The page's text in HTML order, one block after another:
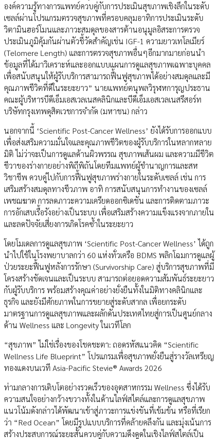
องค์ความรู้ทางการแพทย์ควบคู่กับการประเมินสุขภาพเชิงลึกในระดับ
เซลล์ผ่านโปรแกรมตรวจสุขภาพที่ครอบคลุมอาทิการประเมินระดับ
วิตามินฮอร์โมนและภาวะสมดุลของสารต้านอนุมูลอิสระการตรวจ
ประเมินภูมิคุ้มกันผ่านตัวชี้วัดสำคัญเช่น IGF-1 ความยาวเทโลเมียร์
(Telomere Length) และการตรวจสุขภาพอื่นๆอีกมากมายก่อนนำ
ข้อมูลที่ได้มาวิเคราะห์และออกแบบแผนการดูแลสุขภาพเฉพาะบุคคล
เพื่อสนับสนุนให้ผู้รับบริการสามารถฟื้นฟูสุขภาพได้อย่างสมดุลและมี
คุณภาพชีวิตที่ดีในระยะยาว” นายแพทย์ตนุพลวิรุฬหการุญประธาน
คณะผู้บริหารบีดีเอ็มเอสเวลเนสคลินิกและบีดีเอ็มเอสเวลเนสรีสอร์ท
บริษัทกรุงเทพดุสิตเวชการจำกัด (มหาชน) กล่าว
นอกจากนี้ ‘Scientific Post-Cancer Wellness’ ยังได้รับการออกแบบ
เพื่อส่งเสริมความมั่นใจและคุณภาพชีวิตของผู้รับบริการในหลากหลาย
มิติ ไม่ว่าจะเป็นการดูแลด้านผิวพรรณ สุขภาพเส้นผม และความมีชีวิต
ชีวาของร่างกายอย่างพิถีพิถันโดยทีมแพทย์ผู้ชำนาญการและสห
วิชาชีพ ควบคู่ไปกับการฟื้นฟูสุขภาพร่างกายในระดับเซลล์ เช่น การ
เสริมสร้างสมดุลทางชีวภาพ อาทิ การสนับสนุนการทำงานของเซลล์
เพชฌฆาต การลดภาวะความเครียดออกซิเดชัน และการติดตามภาวะ
การอักเสบเรื้อรังอย่างเป็นระบบ เพื่อเสริมสร้างความแข็งแรงจากภายใน
และลดปัจจัยเสี่ยงการเกิดโรคซ้ำในระยะยาว
โดยโมเดลการดูแลสุขภาพ ‘Scientific Post-Cancer Wellness’ ได้ถูก
นำไปใช้ในโรงพยาบาลกว่า 60 แห่งทั่วเครือ BDMS พลิกโฉมการดูแลผู้
ป่วยระยะฟื้นฟูหลังการรักษา (Survivorship Care) สู่บริการสุขภาพที่มี
โครงสร้างชัดเจนและเป็นระบบ สามารถต่อยอดความสัมพันธ์ระยะยาว
กับผู้รับบริการ พร้อมสร้างคุณค่าอย่างยั่งยืนทั้งในมิติทางคลินิกและ
ธุรกิจ และยังมีศักยภาพในการขยายสู่ระดับสากล เพื่อยกระดับ
มาตรฐานการดูแลสุขภาพและผลักดันประเทศไทยสู่การเป็นศูนย์กลาง
ด้าน Wellness และ Longevity ในเวทีโลก
“สุขภาพ” ไม่ใช่เรื่องของโชคชะตา: ถอดรหัสแนวคิด “Scientific
Wellness Life Blueprint” โปรแกรมเพื่อสุขภาพยั่งยืนสู่รางวัลเหรียญ
ทองแดงบนเวที Asia-Pacific Stevie® Awards 2026
ท่ามกลางการเติบโตอย่างรวดเร็วของอุตสาหกรรม Wellness ซึ่งได้รับ
ความสนใจอย่างกว้างขวางทั้งในด้านไลฟ์สไตล์และการดูแลสุขภาพ
แนวโน้มดังกล่าวได้พัฒนาเข้าสู่ภาวะการแข่งขันที่เข้มข้น หรือที่เรียก
ว่า “Red Ocean” โดยมีรูปแบบบริการที่คล้ายคลึงกัน และมุ่งเน้นการ
สร้างประสบการณ์ระยะสั้นควบคู่กับความดึงดูดในเชิงไลฟ์สไตล์เป็น